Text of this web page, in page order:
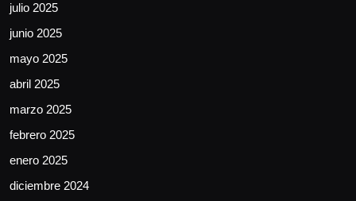
julio 2025
junio 2025
mayo 2025
abril 2025
marzo 2025
febrero 2025
enero 2025
diciembre 2024